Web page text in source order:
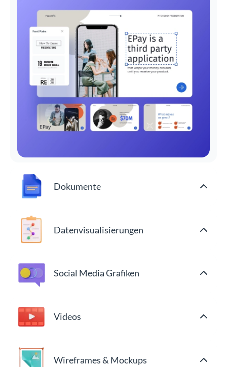
Dokumente
Datenvisualisierungen
Social Media Grafiken
Videos
Wireframes & Mockups